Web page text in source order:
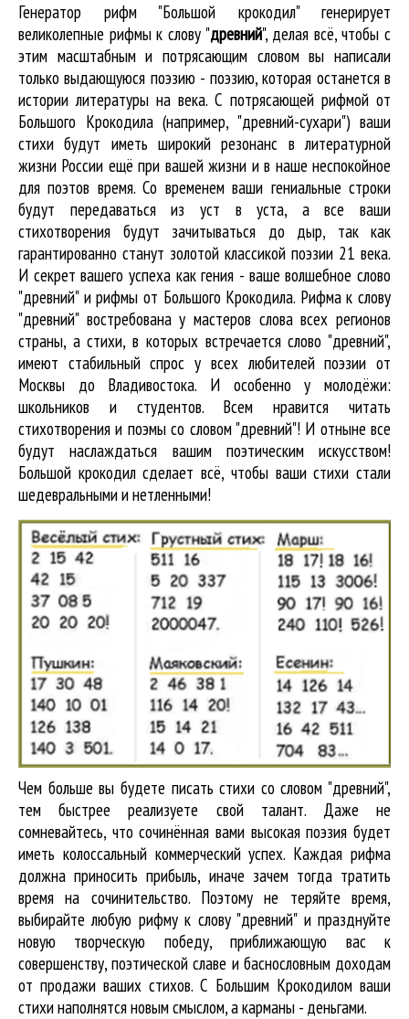
Генератор рифм "Большой крокодил" генерирует
великолепные рифмы к слову "древний", делая всё, чтобы с
этим масштабным и потрясающим словом вы написали
только выдающуюся поэзию - поэзию, которая останется в
истории литературы на века. С потрясающей рифмой от
Большого Крокодила (например, "древний-сухари") ваши
стихи будут иметь широкий резонанс в литературной
жизни России ещё при вашей жизни и в наше неспокойное
для поэтов время. Со временем ваши гениальные строки
будут передаваться из уст в уста, а все ваши
стихотворения будут зачитываться до дыр, так как
гарантированно станут золотой классикой поэзии 21 века.
И секрет вашего успеха как гения - ваше волшебное слово
"древний" и рифмы от Большого Крокодила. Рифма к слову
"древний" востребована у мастеров слова всех регионов
страны, а стихи, в которых встречаетсяслово "древний",
имеют стабильный спрос у всех любителей поэзии от
Москвы до Владивостока. И особенно у молодёжи:
школьников и студентов. Всем нравится читать
стихотворения и поэмы со словом "древний"! И отныне все
будут наслаждаться вашим поэтическим искусством!
Большой крокодил cделает всё, чтобы ваши стихи стали
шедевральными и нетленными!
Чем больше вы будете писать стихи со словом "древний",
тем быстрее реализуете свой талант. Даже не
сомневайтесь, что сочинённая вами высокая поэзия будет
иметь колоссальный коммерческий успех. Каждая рифма
должна приносить прибыль, иначе зачем тогда тратить
время на сочинительство. Поэтому не теряйте время,
выбирайте любую рифму к слову "древний" и празднуйте
новую творческую победу, приближающую вас к
совершенству, поэтической славе и баснословным доходам
от продажи ваших стихов. С Большим Крокодилом ваши
стихи наполнятся новым смыслом, а карманы - деньгами.